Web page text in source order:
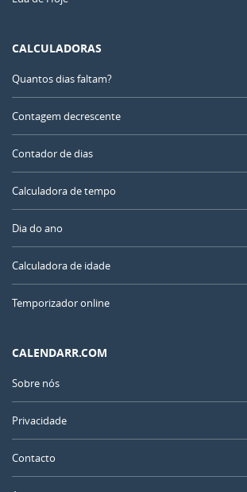
CALCULADORAS
Quantos dias faltam?
Contagem decrescente
Contador de dias
Calculadora de tempo
Dia do ano
Calculadora de idade
Temporizador online
CALENDARR.COM
Sobre nós
Privacidade
Contacto